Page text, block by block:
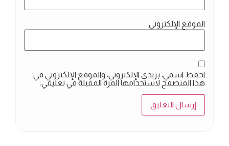
الموقع الإلكتروني
احفظ اسمي، بريدي الإلكتروني، والموقع الإلكتروني في
هذا المتصفح لاستخدامها المرة المقبلة في تعليقي.